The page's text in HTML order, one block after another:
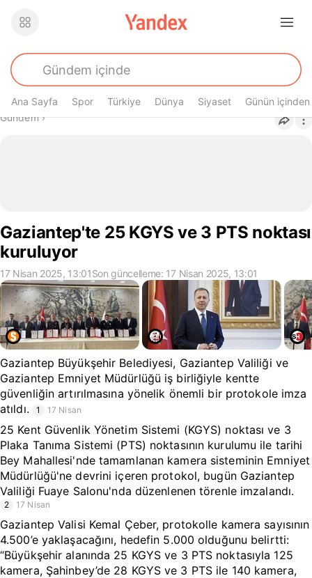
Ana Sayfa Spor Türkiye Dünya Siyaset Günün içinden
Buradasın
Gündem›
Gaziantep'te 25 KGYS ve 3 PTS noktası
kuruluyor
17 Nisan 2025, 13:01Son güncelleme: 17 Nisan 2025, 13:01
Gaziantep Büyükşehir Belediyesi, Gaziantep Valiliği ve
Gaziantep Emniyet Müdürlüğü iş birliğiyle kentte
güvenliğin artırılmasına yönelik önemli bir protokole imza
atıldı.
1 17 Nisan
25 Kent Güvenlik Yönetim Sistemi (KGYS) noktası ve 3
Plaka Tanıma Sistemi (PTS) noktasının kurulumu ile tarihi
Bey Mahallesi'nde tamamlanan kamera sisteminin Emniyet
Müdürlüğü'ne devrini içeren protokol, bugün Gaziantep
Valiliği Fuaye Salonu'nda düzenlenen törenle imzalandı.
2 17 Nisan
Gaziantep Valisi Kemal Çeber, protokolle kamera sayısının
4.500’e yaklaşacağını, hedefin 5.000 olduğunu belirtti:
“Büyükşehir alanında 25 KGYS ve 3 PTS noktasıyla 125
kamera, Şahinbey’de 28 KGYS ve 3 PTS ile 140 kamera,